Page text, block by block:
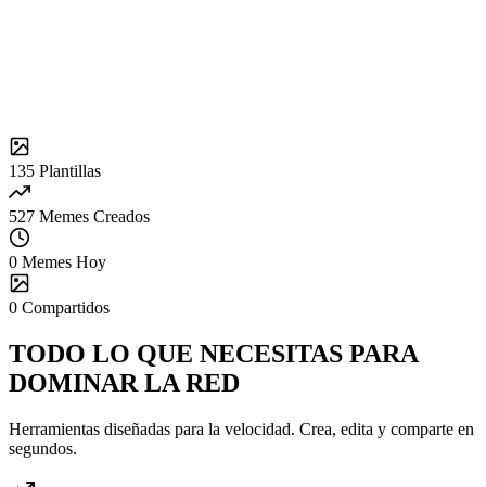
135 Plantillas
527 Memes Creados
0 Memes Hoy
0 Compartidos
TODO LO QUE NECESITAS PARA
DOMINAR LA RED
Herramientas diseñadas para la velocidad. Crea, edita y comparte en
segundos.